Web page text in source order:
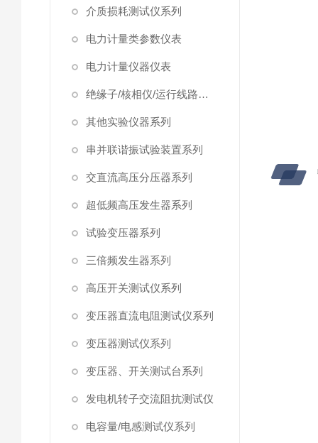
介质损耗测试仪系列
电力计量类参数仪表
电力计量仪器仪表
绝缘子/核相仪/运行线路试验仪器
其他实验仪器系列
串并联谐振试验装置系列
交直流高压分压器系列
超低频高压发生器系列
试验变压器系列
三倍频发生器系列
高压开关测试仪系列
变压器直流电阻测试仪系列
变压器测试仪系列
变压器、开关测试台系列
发电机转子交流阻抗测试仪
电容量/电感测试仪系列